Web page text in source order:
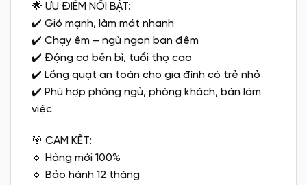
🌟 ƯU ĐIỂM NỔI BẬT:
✔️ Gió mạnh, làm mát nhanh
✔️ Chạy êm – ngủ ngon ban đêm
✔️ Động cơ bền bỉ, tuổi thọ cao
✔️ Lồng quạt an toàn cho gia đình có trẻ nhỏ
✔️ Phù hợp phòng ngủ, phòng khách, bàn làm
việc
🎯 CAM KẾT:
🔹 Hàng mới 100%
🔹 Bảo hành 12 tháng